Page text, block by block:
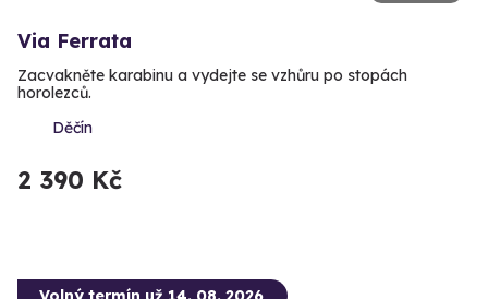
Via Ferrata
Zacvakněte karabinu a vydejte se vzhůru po stopách
horolezců.
Děčín
2 390 Kč